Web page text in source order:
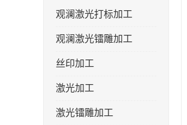
观澜激光打标加工
观澜激光镭雕加工
丝印加工
激光加工
激光镭雕加工